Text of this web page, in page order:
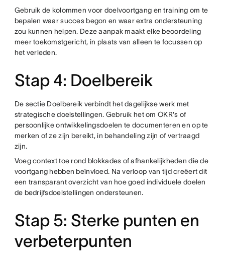
Gebruik de kolommen voor doelvoortgang en training om te
bepalen waar succes begon en waar extra ondersteuning
zou kunnen helpen. Deze aanpak maakt elke beoordeling
meer toekomstgericht, in plaats van alleen te focussen op
het verleden.
Stap 4: Doelbereik
De sectie Doelbereik verbindt het dagelijkse werk met
strategische doelstellingen. Gebruik het om OKR's of
persoonlijke ontwikkelingsdoelen te documenteren en op te
merken of ze zijn bereikt, in behandeling zijn of vertraagd
zijn.
Voeg context toe rond blokkades of afhankelijkheden die de
voortgang hebben beïnvloed. Na verloop van tijd creëert dit
een transparant overzicht van hoe goed individuele doelen
de bedrijfsdoelstellingen ondersteunen.
Stap 5: Sterke punten en
verbeterpunten